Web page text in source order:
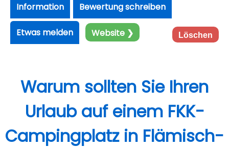
Information Bewertung schreiben
Etwas melden Website ❯ Löschen
Warum sollten Sie Ihren
Urlaub auf einem FKK-
Campingplatz in Flämisch-